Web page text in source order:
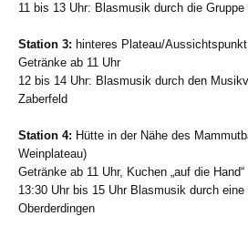
11 bis 13 Uhr: Blasmusik durch die Gruppe
Station 3: hinteres Plateau/
Getränke ab 11 Uhr
12 bis 14 Uhr: Blasmusik durch den
Zaberfeld
Station 4: Hütte in der Nähe des
Weinplateau)
Getränke ab 11 Uhr, Kuchen „auf die
13:30 Uhr bis 15 Uhr Blasmusik durch
Oberderdingen